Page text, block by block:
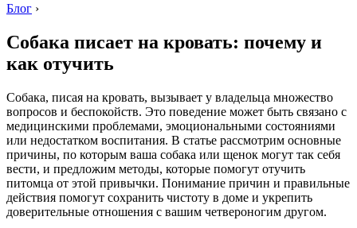
Блог ›
Собака писает на кровать: почему и
как отучить
Собака, писая на кровать, вызывает у владельца множество
вопросов и беспокойств. Это поведение может быть связано с
медицинскими проблемами, эмоциональными состояниями
или недостатком воспитания. В статье рассмотрим основные
причины, по которым ваша собака или щенок могут так себя
вести, и предложим методы, которые помогут отучить
питомца от этой привычки. Понимание причин и правильные
действия помогут сохранить чистоту в доме и укрепить
доверительные отношения с вашим четвероногим другом.